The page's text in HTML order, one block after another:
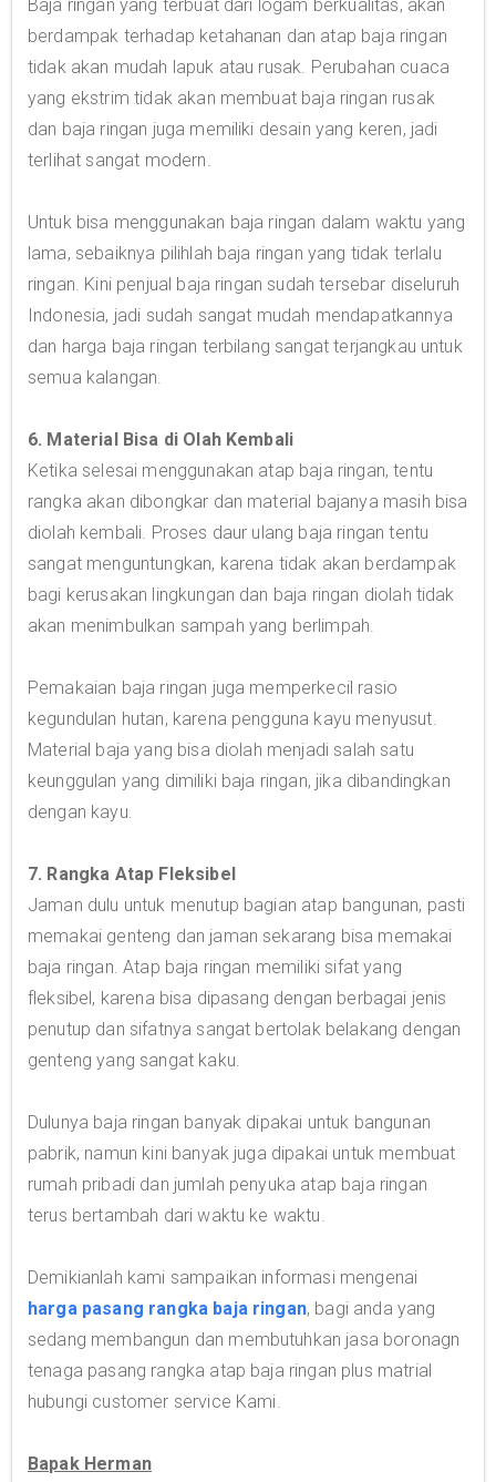
Baja ringan yang terbuat dari logam berkualitas, akan
berdampak terhadap ketahanan dan atap baja ringan
tidak akan mudah lapuk atau rusak. Perubahan cuaca
yang ekstrim tidak akan membuat baja ringan rusak
dan baja ringan juga memiliki desain yang keren, jadi
terlihat sangat modern.
Untuk bisa menggunakan baja ringan dalam waktu yang
lama, sebaiknya pilihlah baja ringan yang tidak terlalu
ringan. Kini penjual baja ringan sudah tersebar diseluruh
Indonesia, jadi sudah sangat mudah mendapatkannya
dan harga baja ringan terbilang sangat terjangkau untuk
semua kalangan.
6. Material Bisa di Olah Kembali
Ketika selesai menggunakan atap baja ringan, tentu
rangka akan dibongkar dan material bajanya masih bisa
diolah kembali. Proses daur ulang baja ringan tentu
sangat menguntungkan, karena tidak akan berdampak
bagi kerusakan lingkungan dan baja ringan diolah tidak
akan menimbulkan sampah yang berlimpah.
Pemakaian baja ringan juga memperkecil rasio
kegundulan hutan, karena pengguna kayu menyusut.
Material baja yang bisa diolah menjadi salah satu
keunggulan yang dimiliki baja ringan, jika dibandingkan
dengan kayu.
7. Rangka Atap Fleksibel
Jaman dulu untuk menutup bagian atap bangunan, pasti
memakai genteng dan jaman sekarang bisa memakai
baja ringan. Atap baja ringan memiliki sifat yang
fleksibel, karena bisa dipasang dengan berbagai jenis
penutup dan sifatnya sangat bertolak belakang dengan
genteng yang sangat kaku.
Dulunya baja ringan banyak dipakai untuk bangunan
pabrik, namun kini banyak juga dipakai untuk membuat
rumah pribadi dan jumlah penyuka atap baja ringan
terus bertambah dari waktu ke waktu.
Demikianlah kami sampaikan informasi mengenai
harga pasang rangka baja ringan, bagi anda yang
sedang membangun dan membutuhkan jasa boronagn
tenaga pasang rangka atap baja ringan plus matrial
hubungi customer service Kami.
Bapak Herman